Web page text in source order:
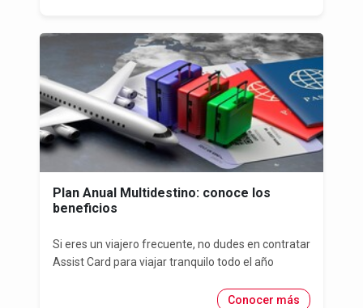
Plan Anual Multidestino: conoce los
beneficios
Si eres un viajero frecuente, no dudes en contratar
Assist Card para viajar tranquilo todo el año
Conocer más